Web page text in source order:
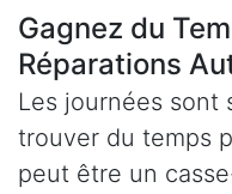
Gagnez du
Réparations
Les journées sont
trouver du temps
peut être un